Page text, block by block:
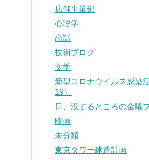
店舗事業部
心理学
恋話
技術ブログ
文学
新型コロナウイルス感染
19）
日、没するところの金曜
映画
未分類
東京タワー建造計画